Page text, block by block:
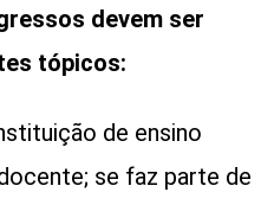
devem ser
tópicos:
de ensino
se faz parte de